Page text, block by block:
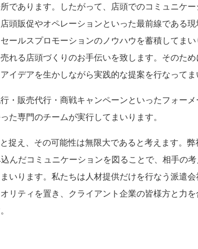
であります。したがって、店頭でのコミュニケ
頭販促やオペレーションといった最前線である現
ールスプロモーションのノウハウを蓄積してまい
れる店頭づくりのお手伝いを致します。そのため
イデアを生かしながら実践的な提案を行なってま
・販売代行・商戦キャンペーンといったフォー
た専門のチームが実行してまいります。
捉え、その可能性は無限大であると考えます。
んだコミュニケーションを図ることで、相手の
いります。私たちは人材提供だけを行なう派遣
リティを置き、クライアント企業の皆様方と力